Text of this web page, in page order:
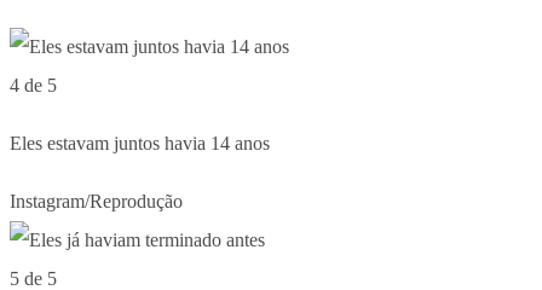
4 de 5
Eles estavam juntos havia 14 anos
Instagram/Reprodução
5 de 5